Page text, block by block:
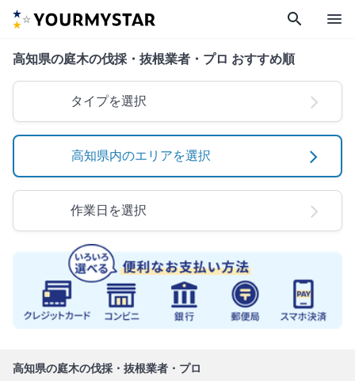
search menu
高知県の庭木の伐採・抜根業者・プロ おすすめ順
タイプを選択
高知県内のエリアを選択
作業日を選択
高知県の庭木の伐採・抜根業者・プロ